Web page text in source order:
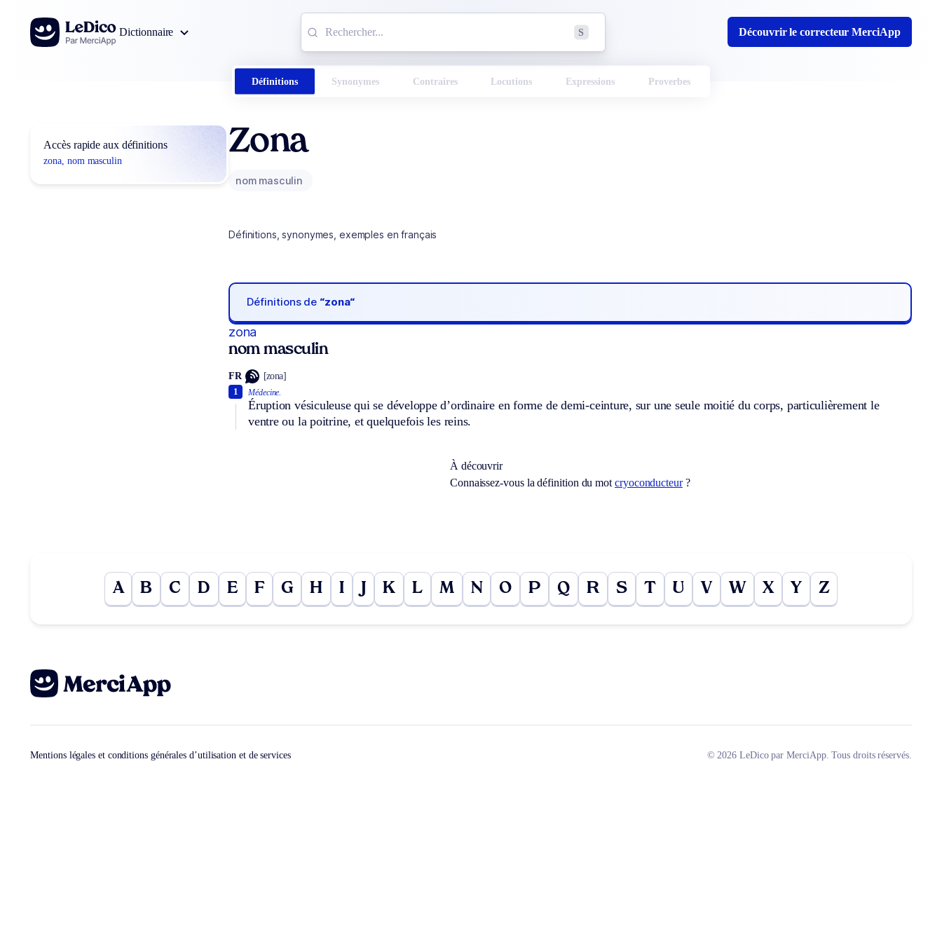
Aller au contenu
Dictionnaire
S Découvrir le correcteur MerciApp
Définitions Synonymes Contraires Locutions Expressions Proverbes
Accès rapide aux définitions
zona, nom masculin
Zona
nom masculin
Définitions, synonymes, exemples en français
Définitions de “zona“
zona
nom masculin
FR [zona]
Médecine.
Éruption vésiculeuse qui se développe d’ordinaire en forme de demi-ceinture, sur une seule moitié du corps, particulièrement le
ventre ou la poitrine, et quelquefois les reins.
1
À découvrir
Connaissez-vous la définition du motcryoconducteur?
A B C D E F G H I K L M N O P Q R S T U V W X Y Z
Mentions légales et conditions générales d’utilisation et de services © 2026 LeDico par MerciApp. Tous droits réservés.